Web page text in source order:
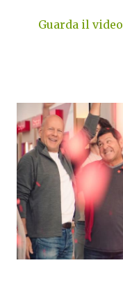
Guarda il